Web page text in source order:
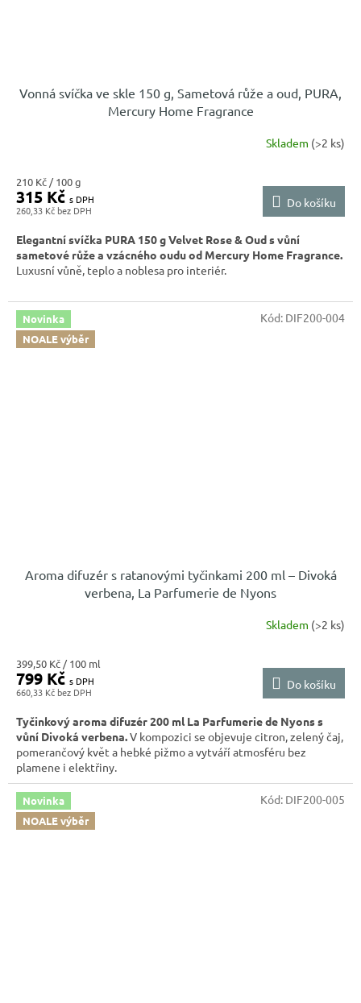
Vonná svíčka ve skle 150 g, Sametová růže a oud, PURA,
Mercury Home Fragrance
Skladem (>2 ks)
260,33 Kč
315 Kč
Měrná
cena:
210 Kč / 100 g
Do košíku
Elegantní svíčka PURA 150 g Velvet Rose & Oud s vůní
sametové růže a vzácného oudu od Mercury Home Fragrance.
Luxusní vůně, teplo a noblesa pro interiér.
Novinka
NOALE výběr
Aroma difuzér s ratanovými tyčinkami 200 ml – Divoká
verbena, La Parfumerie de Nyons
Skladem (>2 ks)
660,33 Kč
799 Kč
Měrná
cena:
399,50 Kč / 100 ml
Do košíku
Tyčinkový aroma difuzér 200 ml La Parfumerie de Nyons s
vůní Divoká verbena.V kompozici se objevuje citron, zelený čaj,
pomerančový květ a hebké pižmo a vytváří atmosféru bez
plamene i elektřiny.
Kód: DIF200-004
Novinka
NOALE výběr
Kód: DIF200-005